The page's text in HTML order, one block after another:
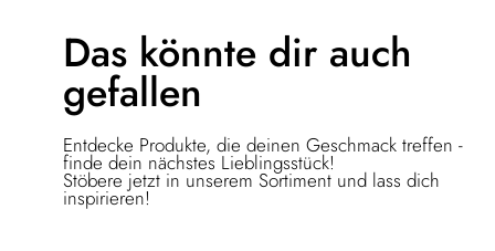
Das könnte dir auch
gefallen
Entdecke Produkte, die deinen Geschmack treffen -
finde dein nächstes Lieblingsstück!
Stöbere jetzt in unserem Sortiment und lass dich
inspirieren!